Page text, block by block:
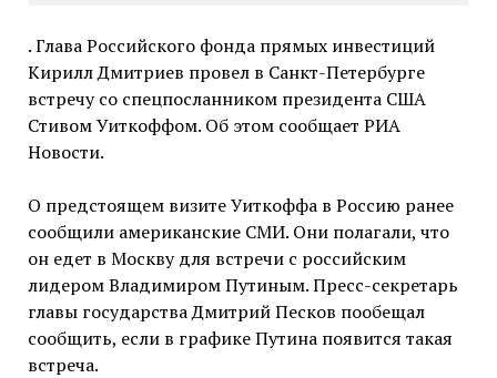
. Глава Российского фонда прямых инвестиций
Кирилл Дмитриев провел в Санкт-Петербурге
встречу со спецпосланником президента США
Стивом Уиткоффом. Об этом сообщает РИА
Новости.
О предстоящем визите Уиткоффа в Россию ранее
сообщили американские СМИ. Они полагали, что
он едет в Москву для встречи с российским
лидером Владимиром Путиным. Пресс-секретарь
главы государства Дмитрий Песков пообещал
сообщить, если в графике Путина появится такая
встреча.